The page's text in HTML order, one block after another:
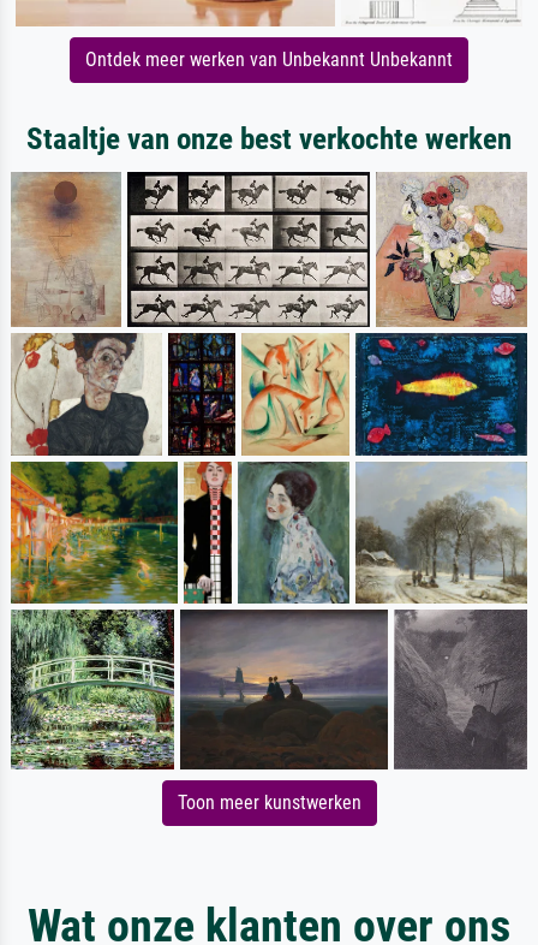
Ontdek meer werken van Unbekannt Unbekannt
Staaltje van onze best verkochte werken
Toon meer kunstwerken
Wat onze klanten over ons